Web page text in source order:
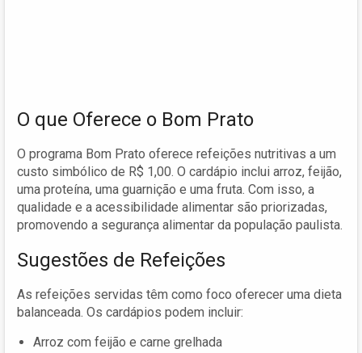
O que Oferece o Bom Prato
O programa Bom Prato oferece refeições nutritivas a um
custo simbólico de R$ 1,00. O cardápio inclui arroz, feijão,
uma proteína, uma guarnição e uma fruta. Com isso, a
qualidade e a acessibilidade alimentar são priorizadas,
promovendo a segurança alimentar da população paulista.
Sugestões de Refeições
As refeições servidas têm como foco oferecer uma dieta
balanceada. Os cardápios podem incluir:
Arroz com feijão e carne grelhada